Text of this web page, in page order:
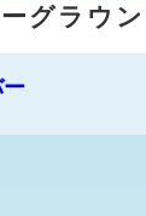
グラウン